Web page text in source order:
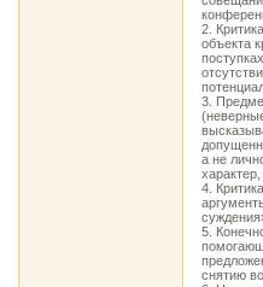
2.
объекта
3.
а не
4.
5.
снятию